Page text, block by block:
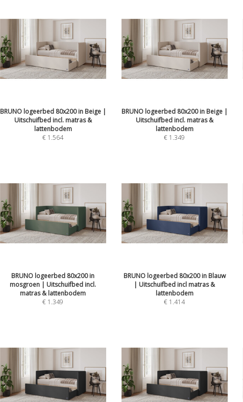
BRUNO logeerbed 80x200 in Beige |
Uitschuifbed incl. matras &
lattenbodem
€ 1.564
BRUNO logeerbed 80x200 in Beige |
Uitschuifbed incl. matras &
lattenbodem
€ 1.349
BRUNO logeerbed 80x200 in
mosgroen | Uitschuifbed incl.
matras & lattenbodem
€ 1.349
BRUNO logeerbed 80x200 in Blauw
| Uitschuifbed incl matras &
lattenbodem
€ 1.414